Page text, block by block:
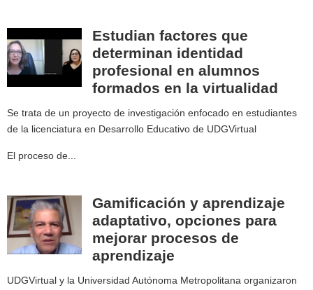
Estudian factores que
determinan identidad
profesional en alumnos
formados en la virtualidad
Se trata de un proyecto de investigación enfocado en estudiantes
de la licenciatura en Desarrollo Educativo de UDGVirtual
El proceso de...
Gamificación y aprendizaje
adaptativo, opciones para
mejorar procesos de
aprendizaje
UDGVirtual y la Universidad Autónoma Metropolitana organizaron